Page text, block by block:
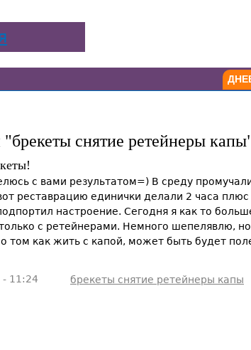
снятие ретейнеры
с вами результатом=) В среду
реставрацию единички делали 2 часа
настроение. Сегодня я как то
с ретейнерами. Немного шепелявлю,
том как жить с капой, может быть будет
- 11:24 брекеты снятие ретейнеры капы